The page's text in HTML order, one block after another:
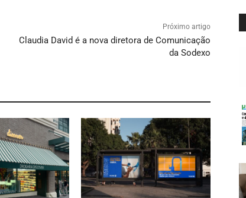
Próximo artigo
Claudia David é a nova diretora de Comunicação
da Sodexo